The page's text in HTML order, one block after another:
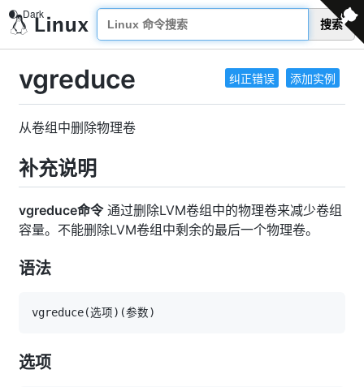
搜索
纠正错误 添加实例
vgreduce
从卷组中删除物理卷
补充说明
vgreduce命令通过删除LVM卷组中的物理卷来减少卷组
容量。不能删除LVM卷组中剩余的最后一个物理卷。
语法
vgreduce(选项) (参数)
选项